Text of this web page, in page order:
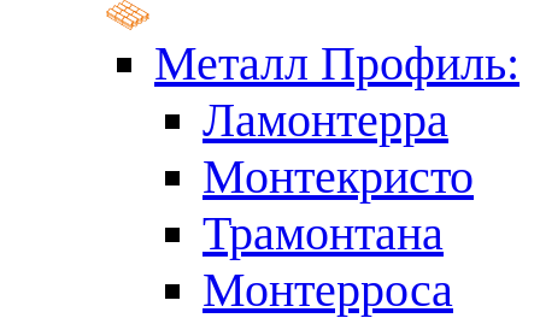
Металл Профиль:
Ламонтерра
Монтекристо
Трамонтана
Монтерроса